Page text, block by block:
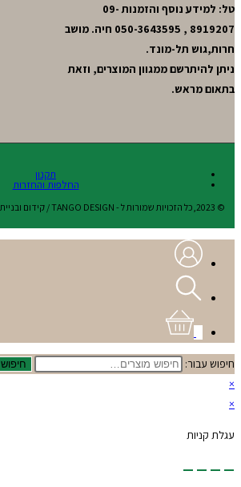
טל: למידע נוסף והזמנות 09-
8919207 , 050-3643595 חיה. מושב
חרות,גוש תל-מונד.
ניתן להיתרשם ממגוון המוצרים, וזאת
בתאום מראש.
תקנון
החלפות והחזרות
© 2023,כל הזכויות שמורות ל - TANGO DESIGN / קידום ובניית האתר RAVENMEDIA.CO.IL
חיפוש עבור: חיפוש
×
×
עגלת קניות